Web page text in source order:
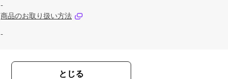
-
商品のお取り扱い方法
-
とじる